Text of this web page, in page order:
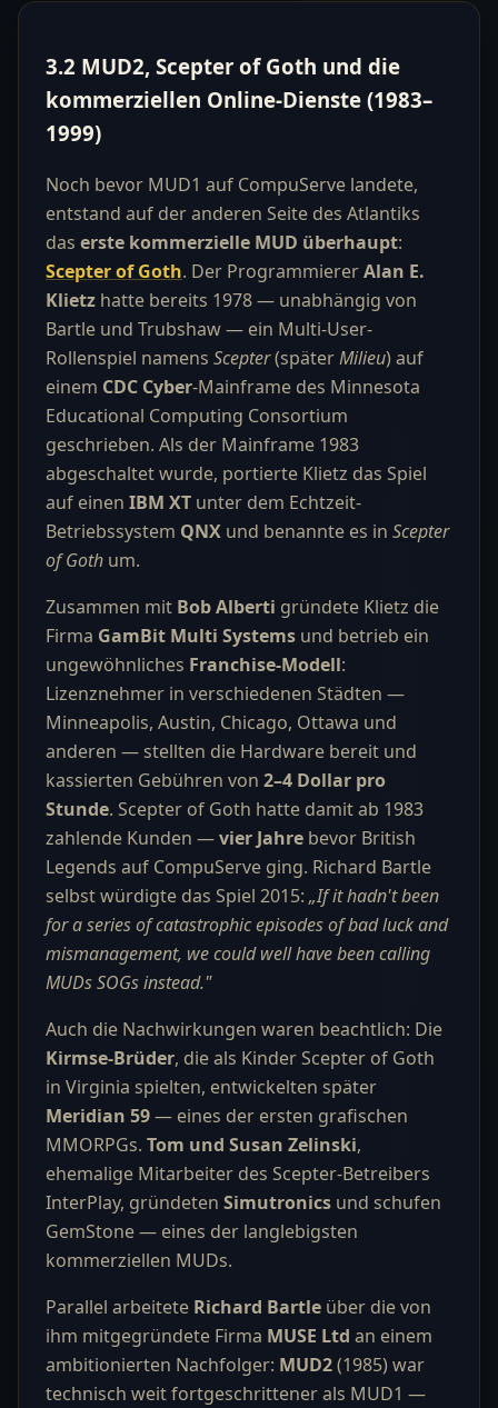
3.2 MUD2, Scepter of Goth und die
kommerziellen Online-Dienste (1983–
1999)
Noch bevor MUD1 auf CompuServe landete,
entstand auf der anderen Seite des Atlantiks
das erste kommerzielle MUD überhaupt:
Scepter of Goth. Der ProgrammiererAlan E.
Klietz hatte bereits 1978 — unabhängig von
Bartle und Trubshaw — ein Multi-User-
Rollenspiel namens Scepter(späterMilieu) auf
einem CDC Cyber-Mainframe des Minnesota
Educational Computing Consortium
geschrieben. Als der Mainframe 1983
abgeschaltet wurde, portierte Klietz das Spiel
auf einen IBM XT unter dem Echtzeit-
Betriebssystem QNX und benannte es in Scepter
of Goth um.
Zusammen mit Bob Alberti gründete Klietz die
Firma GamBit Multi Systems und betrieb ein
ungewöhnliches Franchise-Modell:
Lizenznehmer in verschiedenen Städten —
Minneapolis, Austin, Chicago, Ottawa und
anderen — stellten die Hardware bereit und
kassierten Gebühren von 2–4 Dollar pro
Stunde. Scepter of Goth hatte damit ab 1983
zahlende Kunden —vier Jahre bevor British
Legends auf CompuServe ging. Richard Bartle
selbst würdigte das Spiel 2015: „If it hadn't been
for a series of catastrophic episodes of bad luck and
mismanagement, we could well have been calling
MUDs SOGs instead."
Auch die Nachwirkungen waren beachtlich: Die
Kirmse-Brüder, die als Kinder Scepter of Goth
in Virginia spielten, entwickelten später
Meridian 59— eines der ersten grafischen
MMORPGs. Tom und Susan Zelinski,
ehemalige Mitarbeiter des Scepter-Betreibers
InterPlay, gründeten Simutronics und schufen
GemStone — eines der langlebigsten
kommerziellen MUDs.
Parallel arbeitete Richard Bartle über die von
ihm mitgegründete Firma MUSE Ltd an einem
ambitionierten Nachfolger: MUD2(1985) war
technisch weit fortgeschrittener als MUD1 —